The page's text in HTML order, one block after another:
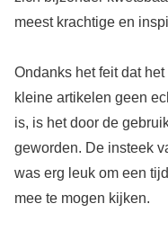
meest krachtige en
Ondanks het feit dat
kleine artikelen geen
is, is het door de
geworden. De insteek
was erg leuk om een
mee te mogen kijken.